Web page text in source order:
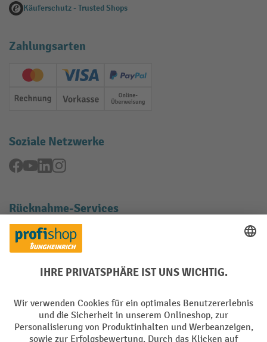
Käuferschutz - Trusted Shops
Zahlungsarten
Creditcard (Master)Creditcard (Visa)
PayPal
Rechnung Vorkasse Online-Überweisung
Soziale Netzwerke
Facebook
YouTubeLinkedInInstagram
Rücknahme-Services
Elektrogeräte Rückname
Batterie Rückname